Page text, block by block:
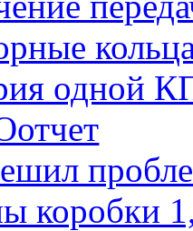
одной
коробки